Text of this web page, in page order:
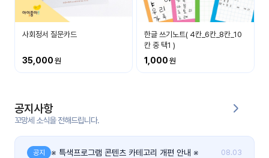
우리
들의
게시
그
사회정서 질문카드
35,000
한글 쓰기노트( 4칸_6칸_8칸_10
칸 중 택1 )
1,000
공지사항
꼬망세 소식을 전해드립니다.
공지 ※ 특색프로그램 콘텐츠 카테고리 개편 안내 ※ 08.03